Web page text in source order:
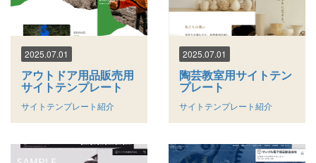
アウトドア用品販売用
サイトテンプレート
2025.07.01
サイトテンプレート紹介
陶芸教室用サイトテン
プレート
2025.07.01
サイトテンプレート紹介